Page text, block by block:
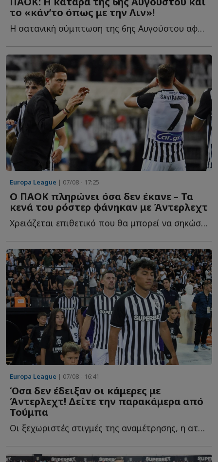
το «κάν’το όπως με την Λιν»!
Η σατανική σύμπτωση της 6ης Αυγούστου αφού ακριβώς μ...
Europa League | 07/08 - 17:25
Ο ΠΑΟΚ πληρώνει όσα δεν έκανε – Τα
κενά του ρόστερ φάνηκαν με Άντερλεχτ
Χρειάζεται επιθετικό που θα μπορεί να σηκώσει το βάρος τ...
Europa League | 07/08 - 16:41
Όσα δεν έδειξαν οι κάμερες με
Άντερλεχτ! Δείτε την παρακάμερα από
Τούμπα
Οι ξεχωριστές στιγμές της αναμέτρησης, η ατμόσφαιρα α...